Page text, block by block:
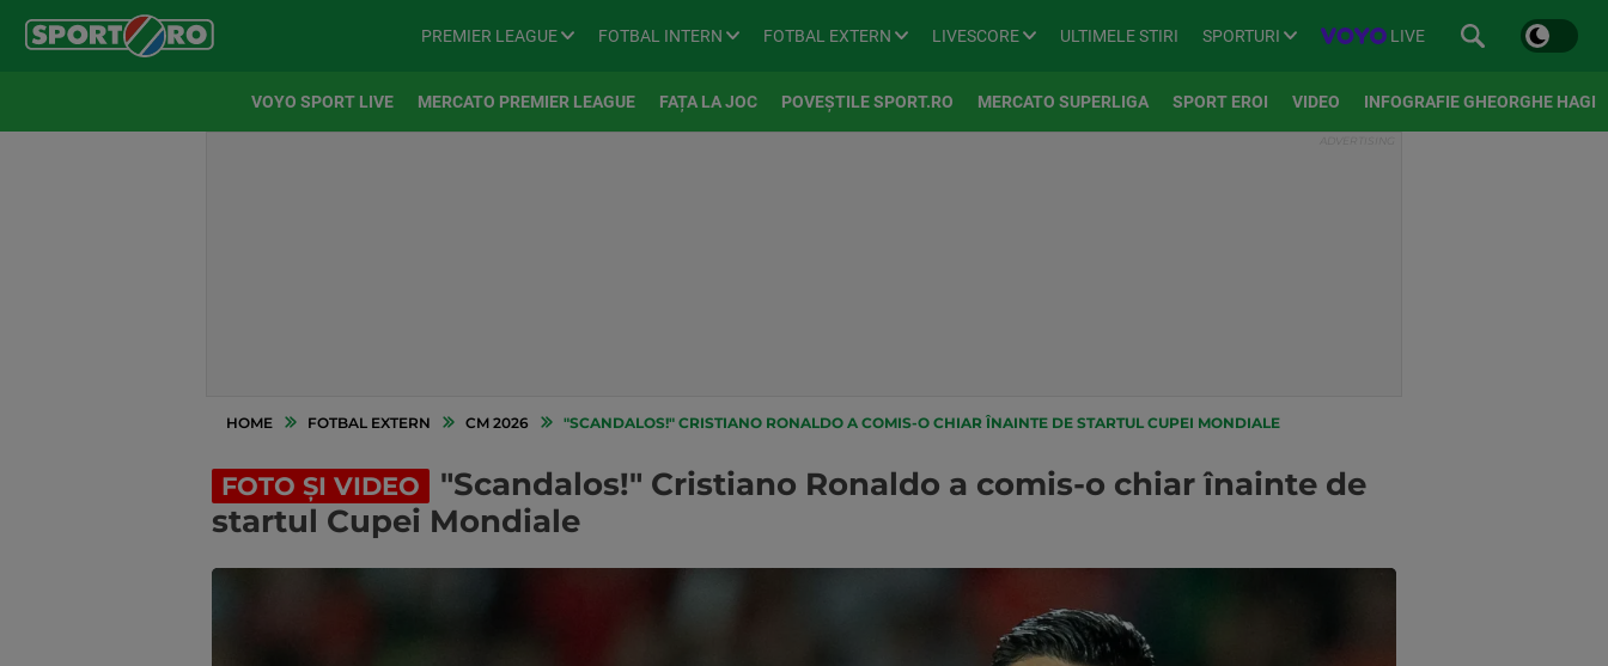
PREMIER LEAGUE FOTBAL INTERN FOTBAL EXTERN LIVESCORE ULTIMELE STIRI SPORTURI LIVE
VOYO SPORT LIVE MERCATO PREMIER LEAGUE FAȚA LA JOC POVEȘTILE SPORT.RO MERCATO SUPERLIGA SPORT EROI VIDEO INFOGRAFIE GHEORGHE HAGI
HOME FOTBAL EXTERN CM 2026 "SCANDALOS!" CRISTIANO RONALDO A COMIS-O CHIAR ÎNAINTE DE STARTUL CUPEI MONDIALE
FOTO ȘI VIDEO
"Scandalos!" Cristiano Ronaldo a comis-o chiar înainte de
startul Cupei Mondiale